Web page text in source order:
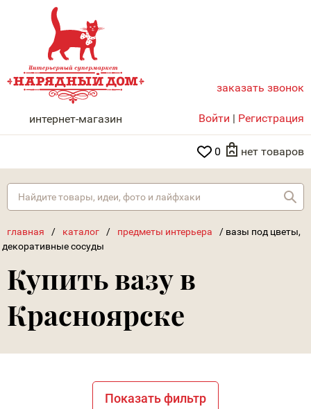
НАРЯДНЫЙ ДОМ
интернет-магазин
заказать звонок
Войти | Регистрация
0 нет товаров
главная / каталог / предметы интерьера / вазы под цветы,
декоративные сосуды
Купить вазу в
Красноярске
Показать фильтр